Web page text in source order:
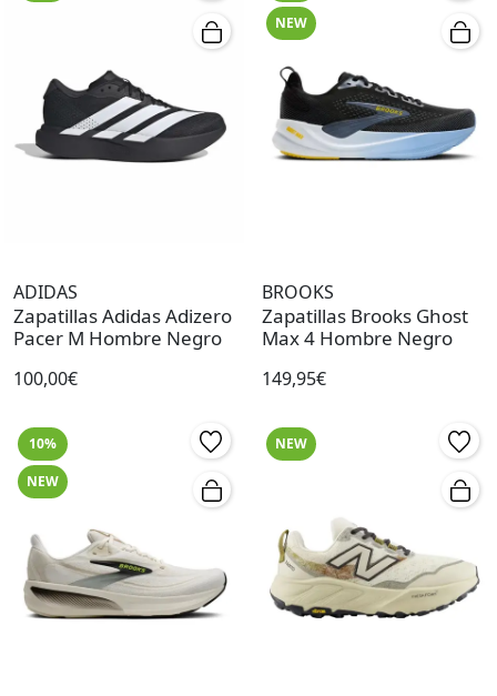
ADIDAS
Zapatillas Adidas Adizero
Pacer M Hombre Negro
100,00€
NEW
BROOKS
Zapatillas Brooks Ghost
Max 4 Hombre Negro
149,95€
10%
NEW
NEW